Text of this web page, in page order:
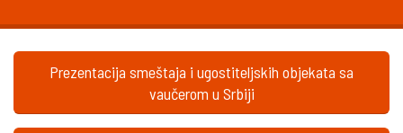
Prezentacija smeštaja i ugostiteljskih objekata sa
vaučerom u Srbiji